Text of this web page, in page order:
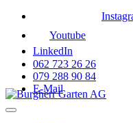
Youtube
LinkedIn
062 723 26 26
079 288 90 84
E-Mail